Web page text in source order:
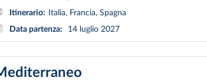
Itinerario:
Italia, Francia, Spagna
Data partenza:
14 luglio 2027